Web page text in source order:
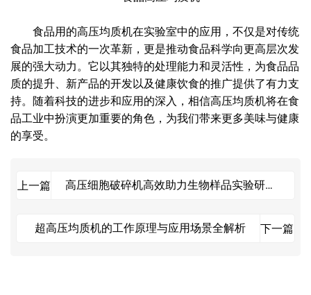
食品用的高压均质机在实验室中的应用，不仅是对传统
食品加工技术的一次革新，更是推动食品科学向更高层次发
展的强大动力。它以其独特的处理能力和灵活性，为食品品
质的提升、新产品的开发以及健康饮食的推广提供了有力支
持。随着科技的进步和应用的深入，相信高压均质机将在食
品工业中扮演更加重要的角色，为我们带来更多美味与健康
的享受。
上一篇
高压细胞破碎机高效助力生物样品实验研究
超高压均质机的工作原理与应用场景全解析
下一篇